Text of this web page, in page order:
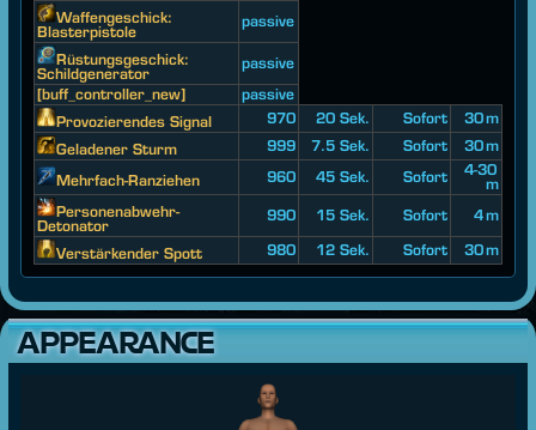
Waffengeschick:
Blasterpistole
passive
Rüstungsgeschick:
Schildgenerator
passive
[buff_controller_new]
passive
Provozierendes Signal
970 20 Sek. Sofort
30 m
Geladener Sturm
999 7.5 Sek. Sofort
30 m
Mehrfach-Ranziehen
960 45 Sek. Sofort
4-30
m
Personenabwehr-
Detonator
990 15 Sek. Sofort 4 m
Verstärkender Spott 980 12 Sek. Sofort 30 m
APPEARANCE